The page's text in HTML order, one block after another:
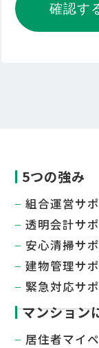
5つの強み
組合運営サ
透明会計サ
安心清掃サ
建物管理サ
緊急対応サ
マンション
居住者マイ